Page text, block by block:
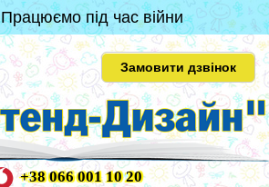
Працюємо під час війни
Замовити дзвінок
+38 066 001 10 20